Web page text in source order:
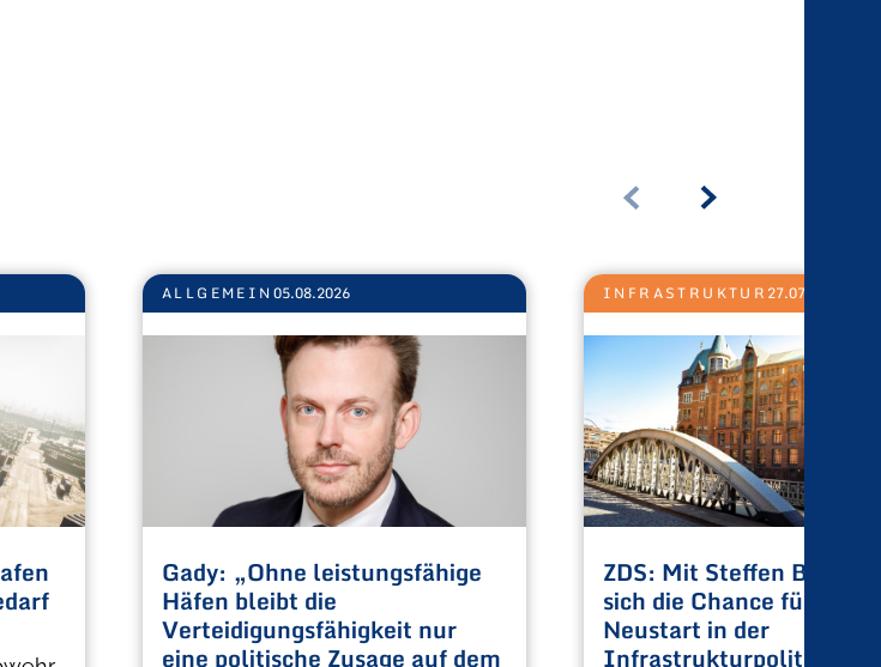
ALLGEMEIN 05.08.2026
Gady: „Ohne leistungsfähige
Häfen bleibt die
Verteidigungsfähigkeit nur
eine politische Zusage auf dem
INFRASTRUKTUR 27.07.2026
ZDS: Mit Steffen Bilger
sich die Chance für einen
Neustart in der
Infrastrukturpolitik